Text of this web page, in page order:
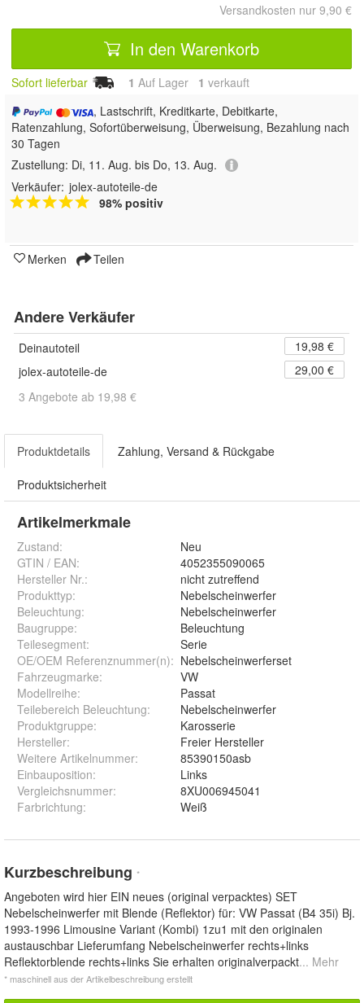
Versandkosten nur 9,90 €
In den Warenkorb
Sofort lieferbar 1 Auf Lager 1 verkauft
, Lastschrift, Kreditkarte, Debitkarte,
Ratenzahlung, Sofortüberweisung, Überweisung, Bezahlung nach
30 Tagen
Zustellung: Di, 11. Aug. bis Do, 13. Aug.
Verkäufer: jolex-autoteile-de
98% positiv
Merken Teilen
Andere Verkäufer
Deinautoteil
19,98 €
jolex-autoteile-de
29,00 €
3 Angebote ab 19,98 €
Produktdetails Zahlung, Versand & Rückgabe
Produktsicherheit
Artikelmerkmale
Zustand:
Neu
GTIN / EAN:
4052355090065
Hersteller Nr.:
nicht zutreffend
Produkttyp:
Nebelscheinwerfer
Beleuchtung:
Nebelscheinwerfer
Baugruppe:
Beleuchtung
Teilesegment:
Serie
OE/OEM Referenznummer(n): Nebelscheinwerferset
Fahrzeugmarke:
VW
Modellreihe:
Passat
Teilebereich Beleuchtung:
Nebelscheinwerfer
Produktgruppe:
Karosserie
Hersteller:
Freier Hersteller
Weitere Artikelnummer:
85390150asb
Einbauposition:
Links
Vergleichsnummer:
8XU006945041
Farbrichtung: Weiß
Kurzbeschreibung *
Angeboten wird hier EIN neues (original verpacktes) SET
Nebelscheinwerfer mit Blende (Reflektor) für: VW Passat (B4 35i) Bj.
1993-1996 Limousine Variant (Kombi) 1zu1 mit den originalen
austauschbar Lieferumfang Nebelscheinwerfer rechts+links
Reflektorblende rechts+links Sie erhalten originalverpackt... Mehr
* maschinell aus der Artikelbeschreibung erstellt